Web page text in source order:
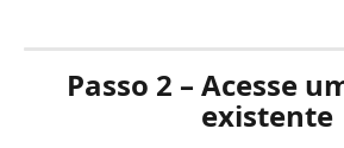
Passo 2 – Acesse
existente